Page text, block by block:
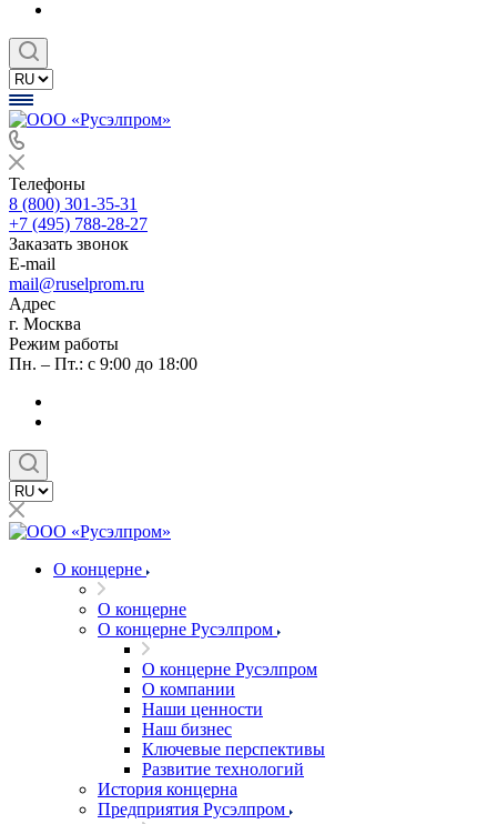
Телефоны
8 (800) 301-35-31
+7 (495) 788-28-27
Заказать звонок
E-mail
mail@ruselprom.ru
Адрес
г. Москва
Режим работы
Пн. – Пт.: с 9:00 до 18:00
О концерне
О концерне
О концерне Русэлпром
О концерне Русэлпром
О компании
Наши ценности
Наш бизнес
Ключевые перспективы
Развитие технологий
История концерна
Предприятия Русэлпром